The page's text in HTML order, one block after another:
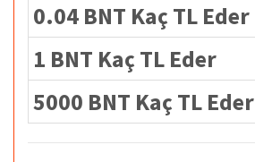
0.04 BNT Kaç TL Eder
1 BNT Kaç TL Eder
5000 BNT Kaç TL Eder